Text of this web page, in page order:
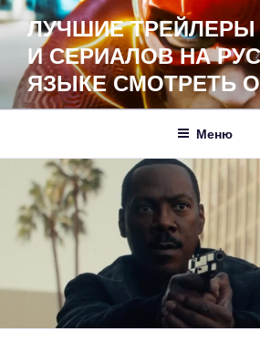
Перейти
к
содержимому
ЛУЧШИЕ
И СЕРИАЛОВ НА
ЯЗЫКЕ СМОТРЕТЬ
Меню